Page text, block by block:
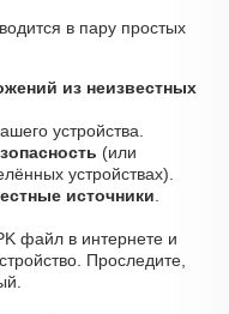
в пару простых
из неизвестных
устройства.
(или
устройствах).
источники
файл в интернете и
Проследите,